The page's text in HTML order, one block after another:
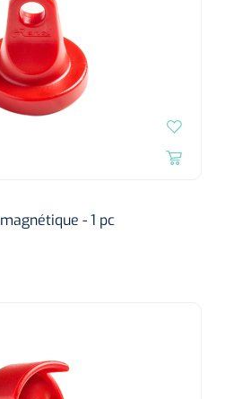
- 1 pc